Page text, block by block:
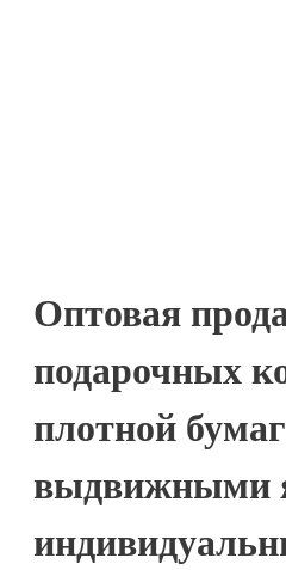
Оптовая
подарочных
плотной
выдвижными